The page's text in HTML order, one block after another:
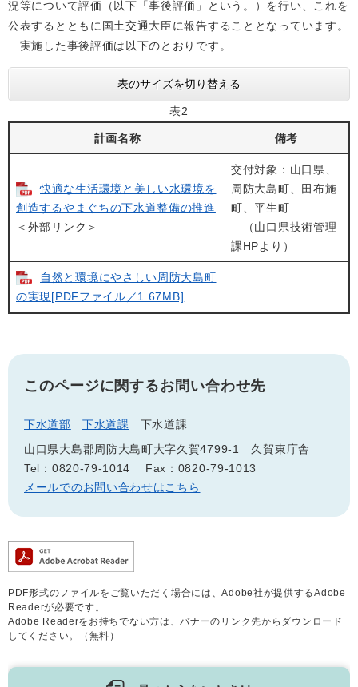
況等について評価（以下「事後評価」という。）を行い、これを
公表するとともに国土交通大臣に報告することとなっています。
実施した事後評価は以下のとおりです。
表のサイズを切り替える
表2
計画名称 備考
快適な生活環境と美しい水環境を
創造するやまぐちの下水道整備の推進
＜外部リンク＞
交付対象：山口県、
周防大島町、田布施
町、平生町
（山口県技術管理
課HPより）
自然と環境にやさしい周防大島町
の実現[PDFファイル／1.67MB]
このページに関するお問い合わせ先
下水道部 下水道課
下水道課
山口県大島郡周防大島町大字久賀4799-1 久賀東庁舎
Tel：0820-79-1014
Fax：0820-79-1013
メールでのお問い合わせはこちら
PDF形式のファイルをご覧いただく場合には、Adobe社が提供するAdobe
Readerが必要です。
Adobe Readerをお持ちでない方は、バナーのリンク先からダウンロード
してください。（無料）